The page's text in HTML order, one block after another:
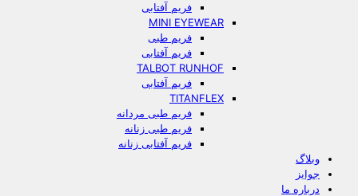
فریم آفتابی
MINI EYEWEAR
فریم طبی
فریم آفتابی
TALBOT RUNHOF
فریم آفتابی
TITANFLEX
فریم طبی مردانه
فریم طبی زنانه
فریم آفتابی زنانه
وبلاگ
جوایز
درباره ما